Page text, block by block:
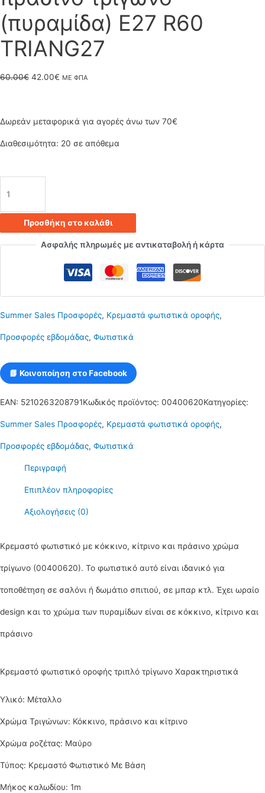
(πυραμίδα) E27 R60
TRIANG27
60.00€ Original
was:
60.00€.
42.00€ Η
τιμή
είναι:
ΜΕ ΦΠΑ
Δωρεάν μεταφορικά για αγορές άνω των 70€
Διαθεσιμότητα: 20 σε απόθεμα
οροφής
κόκκινο,
κίτρινο
και
πράσινο
τρίγωνο
(πυραμίδα)
E27
R60
TRIANG27
ποσότητα
Προσθήκη στο καλάθι
Ασφαλής πληρωμές με αντικαταβολή ή κάρτα
Summer Sales Προσφορές, Κρεμαστά φωτιστικά οροφής,
Προσφορές εβδομάδας, Φωτιστικά
📘 Κοινοποίηση στο Facebook
EAN: 5210263208791Κωδικός προϊόντος: 00400620Κατηγορίες:
Summer Sales Προσφορές, Κρεμαστά φωτιστικά οροφής,
Προσφορές εβδομάδας, Φωτιστικά
Περιγραφή
Επιπλέον πληροφορίες
Αξιολογήσεις (0)
Κρεμαστό φωτιστικό με κόκκινο, κίτρινο και πράσινο χρώμα
τρίγωνο (00400620). Το φωτιστικό αυτό είναι ιδανικό για
τοποθέτηση σε σαλόνι ή δωμάτιο σπιτιού, σε μπαρ κτλ. Έχει ωραίο
design και το χρώμα των πυραμίδων είναι σε κόκκινο, κίτρινο και
πράσινο
Κρεμαστό φωτιστικό οροφής τριπλό τρίγωνο Χαρακτηριστικά
Υλικό: Μέταλλο
Χρώμα Τριγώνων: Κόκκινο, πράσινο και κίτρινο
Χρώμα ροζέτας: Μαύρο
Τύπος: Κρεμαστό Φωτιστικό Με Βάση
Μήκος καλωδίου: 1m